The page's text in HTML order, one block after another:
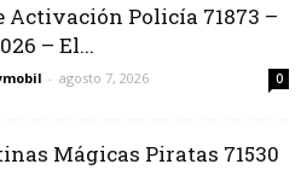
Activación Policía 71873 –
– El...
- agosto 7, 2026 0
Mágicas Piratas 71530